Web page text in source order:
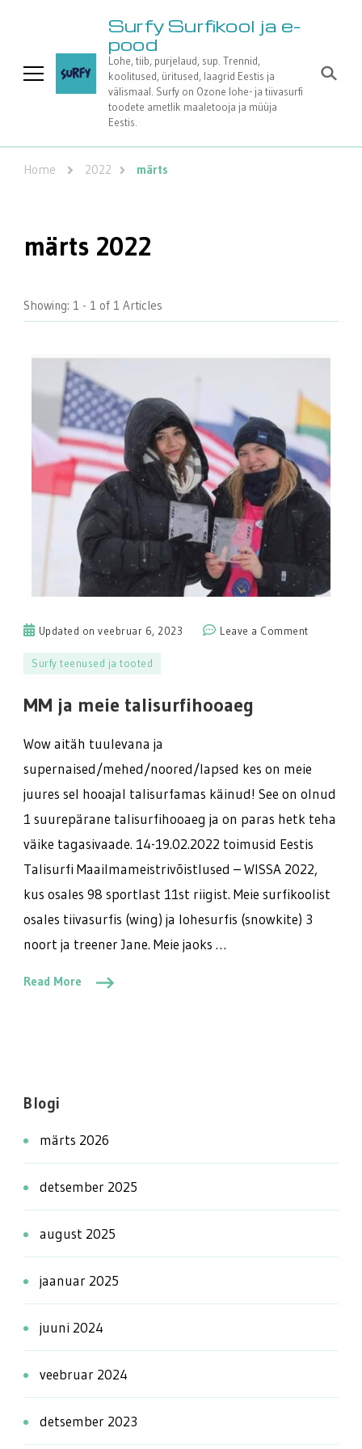
Surfy Surfikool ja e-
pood
Lohe, tiib, purjelaud, sup. Trennid,
koolitused, üritused, laagrid Eestis ja
välismaal. Surfy on Ozone lohe- ja tiivasurfi
toodete ametlik maaletooja ja müüja
Eestis.
Home 2022 märts
märts 2022
Showing: 1 - 1 of 1 Articles
Updated onveebruar 6, 2023 Leave a Commenton
Surfy teenused ja tooted
MM ja meie talisurfihooaeg
Wow aitäh tuulevana ja
supernaised/mehed/noored/lapsed kes on meie
juures sel hooajal talisurfamas käinud! See on olnud
1 suurepärane talisurfihooaeg ja on paras hetk teha
väike tagasivaade. 14-19.02.2022 toimusid Eestis
Talisurfi Maailmameistrivõistlused – WISSA 2022,
kus osales 98 sportlast 11st riigist. Meie surfikoolist
osales tiivasurfis (wing) ja lohesurfis (snowkite) 3
noort ja treener Jane. Meie jaoks …
Read More
Blogi
märts 2026
detsember 2025
august 2025
jaanuar 2025
juuni 2024
veebruar 2024
detsember 2023